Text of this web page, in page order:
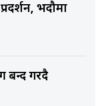
भदौमा
गरिँदै